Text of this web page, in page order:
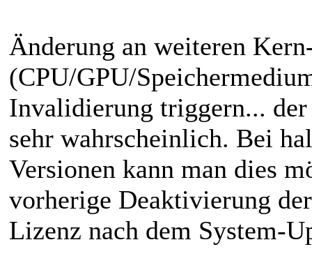
Änderung an weiteren
(CPU/GPU/
Invalidierung triggern... der
sehr wahrscheinlich. Bei
Versionen kann man dies
vorherige Deaktivierung
Lizenz nach dem System-